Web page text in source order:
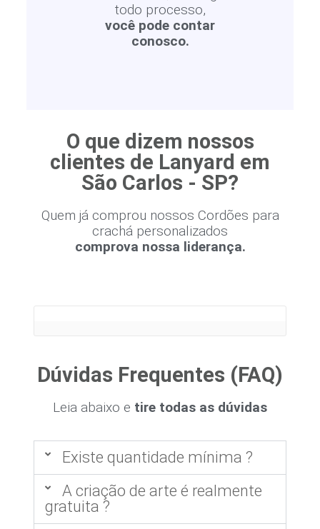
todo processo,
você pode contar
conosco.
O que dizem nossos
clientes de Lanyard em
São Carlos - SP?
Quem já comprou nossos Cordões para
crachá personalizados
comprova nossa liderança.
Dúvidas Frequentes (FAQ)
Leia abaixo e tire todas as dúvidas
Existe quantidade mínima ?
A criação de arte é realmente
gratuita ?